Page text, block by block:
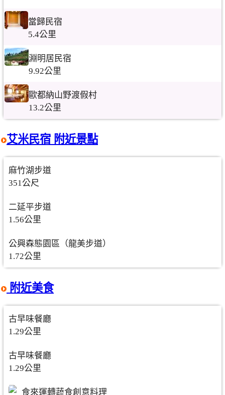
當歸民宿
5.4公里
淵明居民宿
9.92公里
歐都納山野渡假村
13.2公里
艾米民宿 附近景點
麻竹湖步道
351公尺
二延平步道
1.56公里
公興森態園區（龍美步道）
1.72公里
附近美食
古早味餐廳
1.29公里
古早味餐廳
1.29公里
食來運轉蔬食創意料理